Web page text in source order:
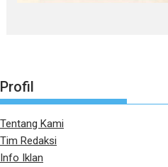
Profil
Tentang Kami
Tim Redaksi
Info Iklan